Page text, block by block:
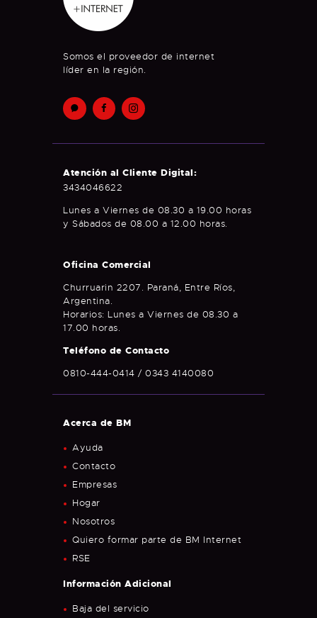
Somos el proveedor de internet
líder en la región.
Atención al Cliente Digital:
3434046622
Lunes a Viernes de 08.30 a 19.00 horas
y Sábados de 08.00 a 12.00 horas.
Oficina Comercial
Churruarin 2207. Paraná, Entre Ríos,
Argentina.
Horarios: Lunes a Viernes de 08.30 a
17.00 horas.
Teléfono de Contacto
0810-444-0414 / 0343 4140080
Acerca de BM
Ayuda
Contacto
Empresas
Hogar
Nosotros
Quiero formar parte de BM Internet
RSE
Información Adicional
Baja del servicio